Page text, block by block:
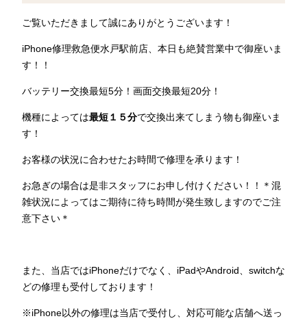
ご覧いただきまして誠にありがとうございます！
iPhone修理救急便水戸駅前店、本日も絶賛営業中で御座いま
す！！
バッテリー交換最短5分！画面交換最短20分！
機種によっては最短１５分で交換出来てしまう物も御座いま
す！
お客様の状況に合わせたお時間で修理を承ります！
お急ぎの場合は是非スタッフにお申し付けください！！＊混
雑状況によってはご期待に待ち時間が発生致しますのでご注
意下さい＊
また、当店ではiPhoneだけでなく、iPadやAndroid、switchな
どの修理も受付しております！
※iPhone以外の修理は当店で受付し、対応可能な店舗へ送っ